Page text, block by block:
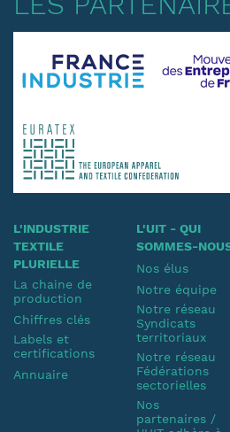
L'INDUSTRIE
TEXTILE
PLURIELLE
La chaine de
production
Chiffres clés
Labels et
certifications
Annuaire
L'UIT - QUI
SOMMES-
Nos élus
Notre équipe
Notre réseau
Syndicats
territoriaux
Notre réseau
Fédérations
sectorielles
Nos
partenaires /